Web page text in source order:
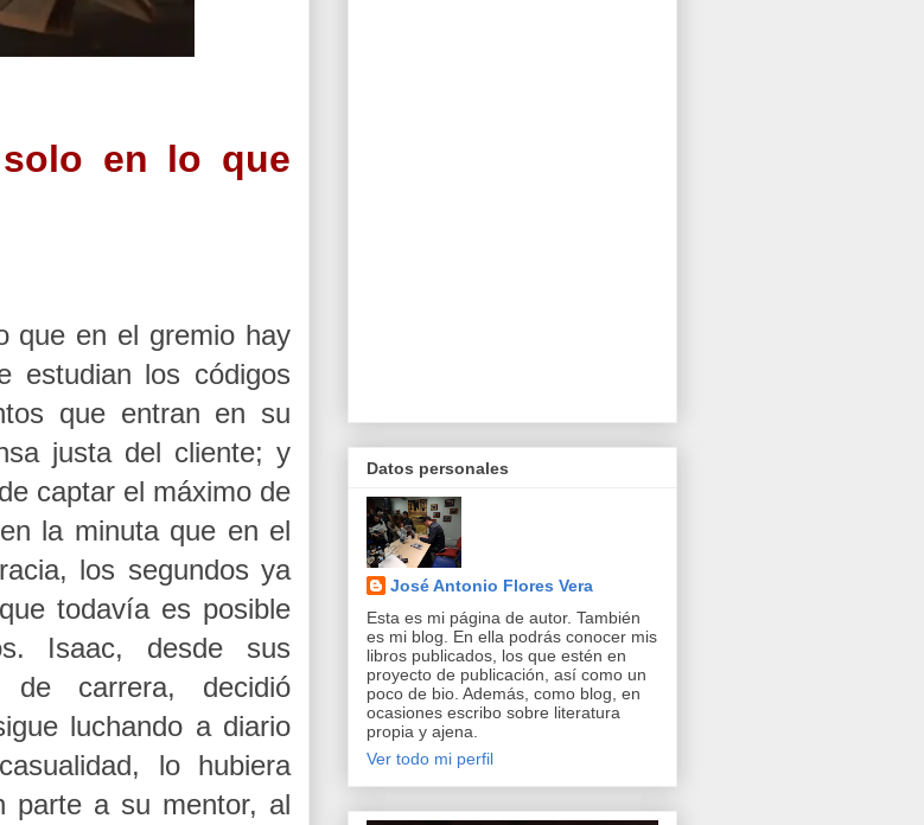
en lo que
que en el gremio hay
estudian los códigos
que entran en su
justa del cliente; y
captar el máximo de
la minuta que en el
los segundos ya
todavía es posible
Isaac, desde sus
carrera, decidió
luchando a diario
lo hubiera
parte a su mentor, al
Datos personales
José Antonio Flores Vera
Esta es mi página de autor. También
es mi blog. En ella podrás conocer mis
libros publicados, los que estén en
proyecto de publicación, así como un
poco de bio. Además, como blog, en
ocasiones escribo sobre literatura
propia y ajena.
Ver todo mi perfil